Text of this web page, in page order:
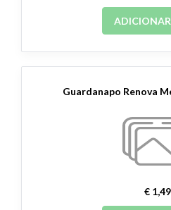
ADICIONAR
Guardanapo Renova
€ 1,49